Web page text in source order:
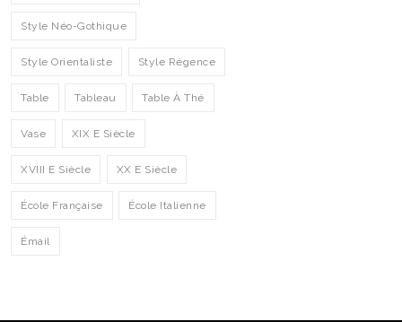
Style Néo-Gothique
Style Orientaliste Style Régence
Table Tableau Table À Thé
Vase XIX E Siècle
XVIII E Siècle XX E Siècle
École Française École Italienne
Émail